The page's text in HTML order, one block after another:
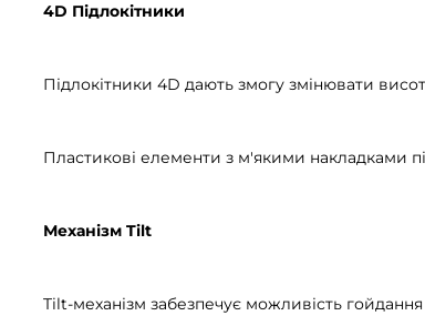
4D Підлокітники
Підлокітники 4D дають змогу змінювати
Пластикові елементи з м'якими накладками
Механізм Tilt
Tilt-механізм забезпечує можливість